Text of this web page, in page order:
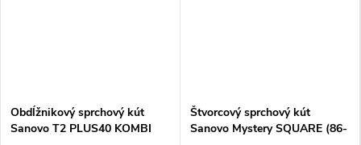
Obdĺžnikový sprchový kút
Sanovo T2 PLUS40 KOMBI
Štvorcový sprchový kút
Sanovo Mystery SQUARE (86-